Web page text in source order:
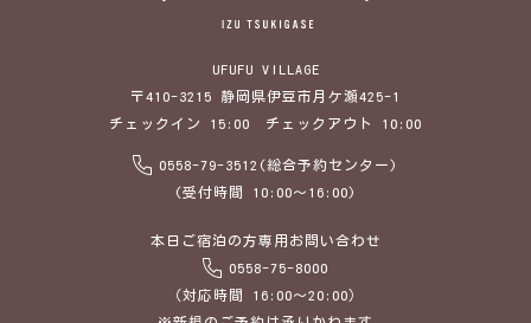
UFUFU VILLAGE
〒410-3215 静岡県伊豆市月ケ瀬425-1
チェックイン 15:00 チェックアウト 10:00
0558-79-3512(総合予約センター)
(受付時間 10:00～16:00)
本日ご宿泊の方専用お問い合わせ
0558-75-8000
（対応時間 16:00～20:00）